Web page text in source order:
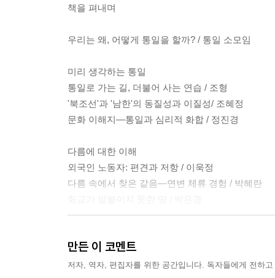
책을 펴내며
우리는 왜, 어떻게 통일을 할까? / 통일 소모임
미리 생각하는 통일
통일로 가는 길, 더불어 사는 연습 / 조형
'북조선'과 '남한'의 동질성과 이질성/ 조혜정
문화 이해지―통일과 심리적 화합 / 정진경
다름에 대한 이해
외국인 노동자: 편견과 저항 / 이욱정
다름 속에서 찾은 같음―연변 체류 경험 / 박혜란
독일을 보며 우리를 생각한다 / 정유성
베트남 통일과 우리 / 전경수
만든 이 코멘트
저자, 역자, 편집자를 위한 공간입니다. 독자들에게 전하